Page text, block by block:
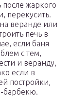
после жаркого
перекусить.
веранде или
печь в
если баня
с тем,
и веранду,
если в
постройки,
барбекю.